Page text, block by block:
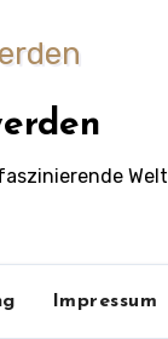
Welt
Impressum